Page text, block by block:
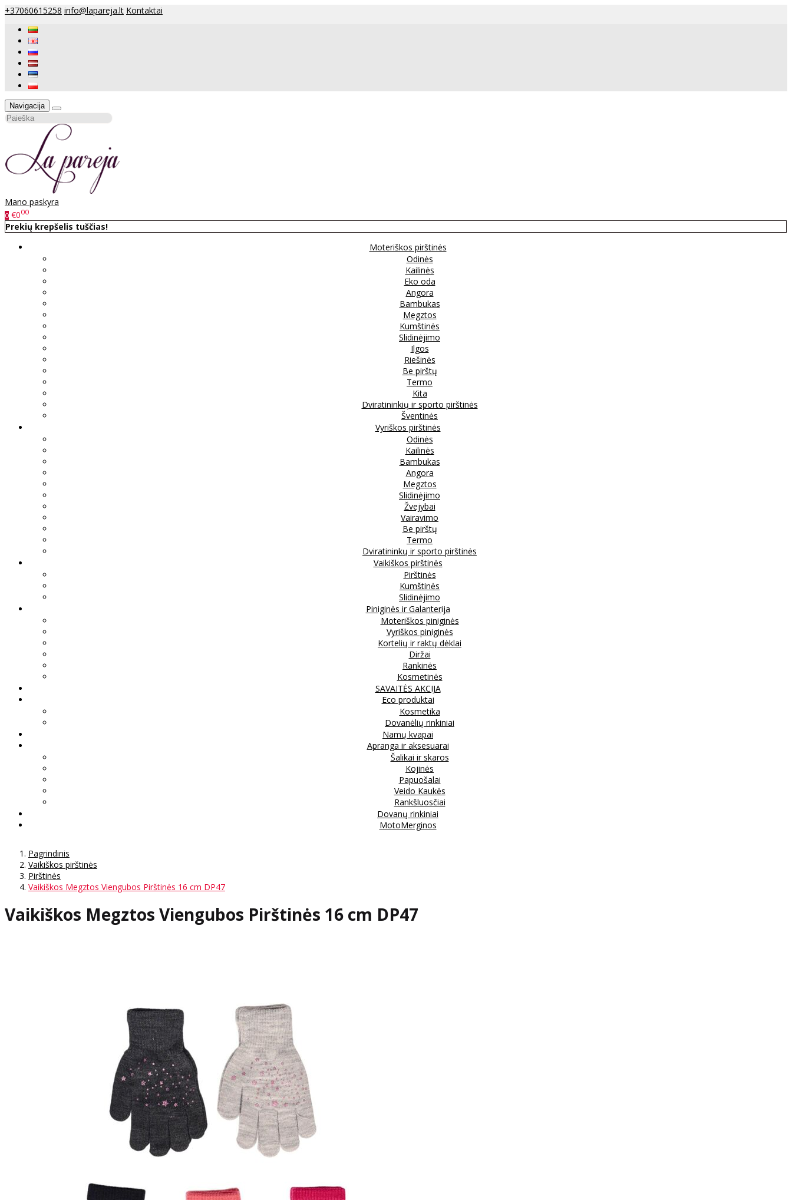
+37060615258 info@lapareja.lt Kontaktai
Navigacija
Mano paskyra
0 €000
Prekių krepšelis tuščias!
Moteriškos pirštinės
Odinės
Kailinės
Eko oda
Angora
Bambukas
Megztos
Kumštinės
Slidinėjimo
Ilgos
Riešinės
Be pirštų
Termo
Kita
Dviratininkių ir sporto pirštinės
Šventinės
Vyriškos pirštinės
Odinės
Kailinės
Bambukas
Angora
Megztos
Slidinėjimo
Žvejybai
Vairavimo
Be pirštų
Termo
Dviratininkų ir sporto pirštinės
Vaikiškos pirštinės
Pirštinės
Kumštinės
Slidinėjimo
Piniginės ir Galanterija
Moteriškos piniginės
Vyriškos piniginės
Kortelių ir raktų dėklai
Diržai
Rankinės
Kosmetinės
SAVAITĖS AKCIJA
Eco produktai
Kosmetika
Dovanėlių rinkiniai
Namų kvapai
Apranga ir aksesuarai
Šalikai ir skaros
Kojinės
Papuošalai
Veido Kaukės
Rankšluosčiai
Dovanų rinkiniai
MotoMerginos
Pagrindinis
Vaikiškos pirštinės
Pirštinės
Vaikiškos Megztos Viengubos Pirštinės 16 cm DP47
Vaikiškos Megztos Viengubos Pirštinės 16 cm DP47